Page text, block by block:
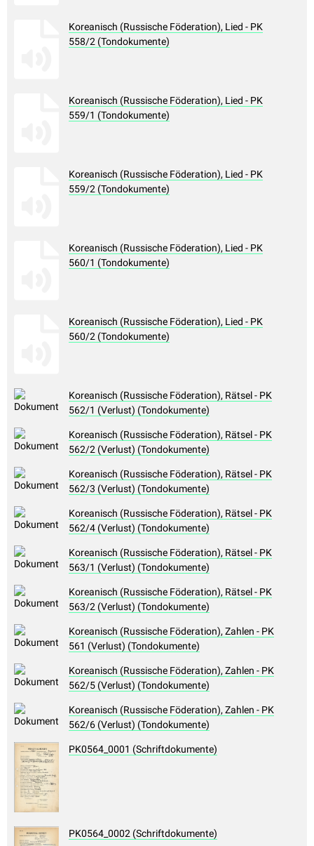
Koreanisch (Russische Föderation), Lied - PK
558/2 (Tondokumente)
Koreanisch (Russische Föderation), Lied - PK
559/1 (Tondokumente)
Koreanisch (Russische Föderation), Lied - PK
559/2 (Tondokumente)
Koreanisch (Russische Föderation), Lied - PK
560/1 (Tondokumente)
Koreanisch (Russische Föderation), Lied - PK
560/2 (Tondokumente)
Koreanisch (Russische Föderation), Rätsel - PK
562/1 (Verlust) (Tondokumente)
Koreanisch (Russische Föderation), Rätsel - PK
562/2 (Verlust) (Tondokumente)
Koreanisch (Russische Föderation), Rätsel - PK
562/3 (Verlust) (Tondokumente)
Koreanisch (Russische Föderation), Rätsel - PK
562/4 (Verlust) (Tondokumente)
Koreanisch (Russische Föderation), Rätsel - PK
563/1 (Verlust) (Tondokumente)
Koreanisch (Russische Föderation), Rätsel - PK
563/2 (Verlust) (Tondokumente)
Koreanisch (Russische Föderation), Zahlen - PK
561 (Verlust) (Tondokumente)
Koreanisch (Russische Föderation), Zahlen - PK
562/5 (Verlust) (Tondokumente)
Koreanisch (Russische Föderation), Zahlen - PK
562/6 (Verlust) (Tondokumente)
PK0564_0001 (Schriftdokumente)
PK0564_0002 (Schriftdokumente)